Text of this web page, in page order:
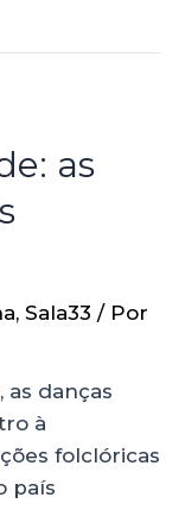
as
, Sala33 / Por
as danças
à
folclóricas
país